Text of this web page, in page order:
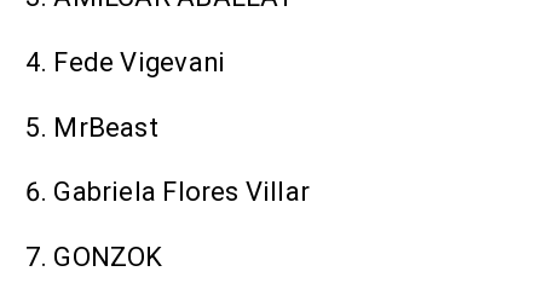
Fede Vigevani
MrBeast
Gabriela Flores Villar
GONZOK